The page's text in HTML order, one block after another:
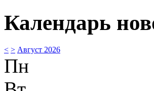
Календарь
< > Август 2026
Пн